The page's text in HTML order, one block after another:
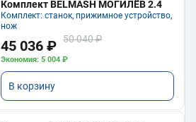
Комплект BELMASH МОГИЛЁВ 2.4
Комплект: станок, прижимное устройство,
нож
45 036 ₽ 50 040 ₽
Экономия: 5 004 ₽
В корзину